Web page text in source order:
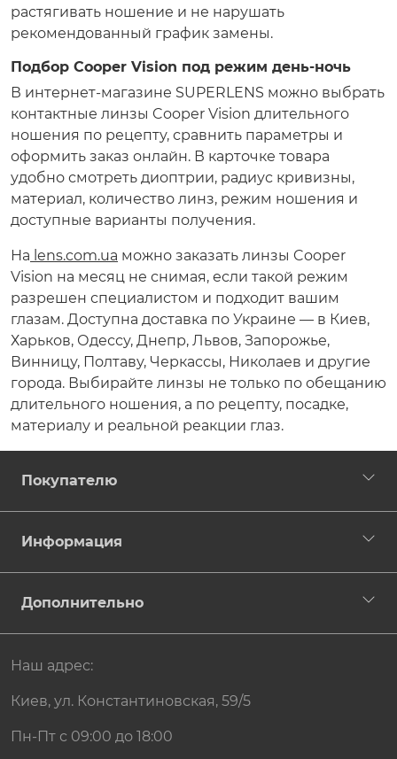
растягивать ношение и не нарушать
рекомендованный график замены.
Подбор Cooper Vision под режим день-ночь
В интернет-магазине SUPERLENS можно выбрать
контактные линзы Cooper Vision длительного
ношения по рецепту, сравнить параметры и
оформить заказ онлайн. В карточке товара
удобно смотреть диоптрии, радиус кривизны,
материал, количество линз, режим ношения и
доступные варианты получения.
На lens.com.ua можно заказать линзы Cooper
Vision на месяц не снимая, если такой режим
разрешен специалистом и подходит вашим
глазам. Доступна доставка по Украине — в Киев,
Харьков, Одессу, Днепр, Львов, Запорожье,
Винницу, Полтаву, Черкассы, Николаев и другие
города. Выбирайте линзы не только по обещанию
длительного ношения, а по рецепту, посадке,
материалу и реальной реакции глаз.
Покупателю
Информация
Дополнительно
Наш адрес:
Киев, ул. Константиновская, 59/5
Пн-Пт с 09:00 до 18:00